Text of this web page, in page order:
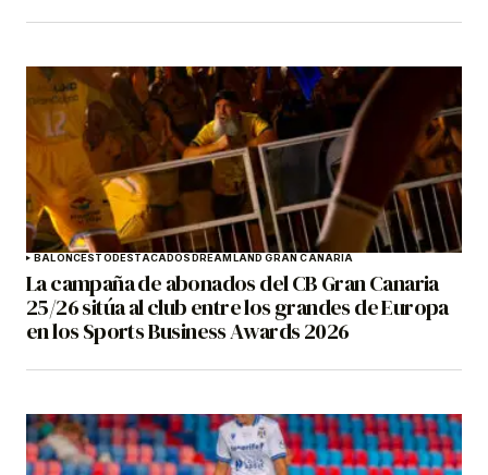
BALONCESTODESTACADOSDREAMLAND GRAN CANARIA
La campaña de abonados del CB Gran Canaria
25/26 sitúa al club entre los grandes de Europa
en los Sports Business Awards 2026